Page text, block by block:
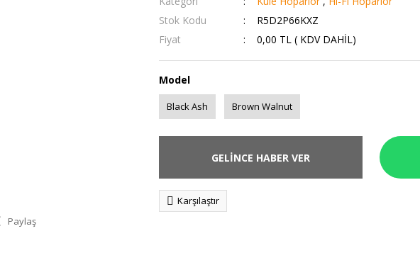
Paylaş
Stok Kodu
R5D2P66KXZ
Fiyat
0,00 TL ( KDV DAHİL)
Model
Black Ash Brown Walnut
GELİNCE HABER VER
Karşılaştır